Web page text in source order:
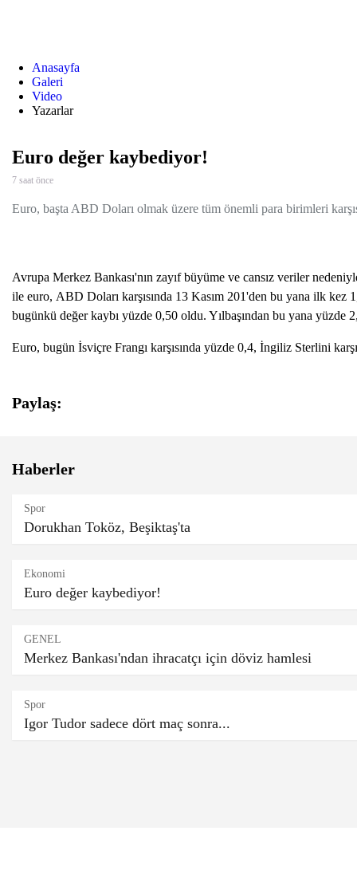
Anasayfa
Galeri
Video
Yazarlar
Euro değer kaybediyor!
7 saat önce
Euro, başta ABD Doları olmak üzere tüm önemli para birimleri
Avrupa Merkez Bankası'nın zayıf büyüme ve cansız veriler
ile euro, ABD Doları karşısında 13 Kasım 201'den bu yana ilk kez
bugünkü değer kaybı yüzde 0,50 oldu. Yılbaşından bu yana yüzde
Euro, bugün İsviçre Frangı karşısında yüzde 0,4, İngiliz Sterlini
Paylaş:
Haberler
Spor
Dorukhan Toköz, Beşiktaş'ta
Ekonomi
Euro değer kaybediyor!
GENEL
Merkez Bankası'ndan ihracatçı için döviz hamlesi
Spor
Igor Tudor sadece dört maç sonra...